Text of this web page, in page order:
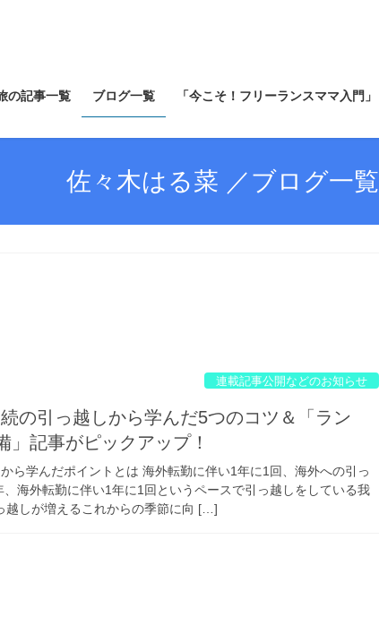
の記事一覧 ブログ一覧 「今こそ！フリーランスママ入門」
佐々木はる菜 ／ブログ一覧
連載記事公開などのお知らせ
の引っ越しから学んだ5つのコツ＆「ラン
」記事がピックアップ！
から学んだポイントとは 海外転勤に伴い1年に1回、海外への引っ
海外転勤に伴い1年に1回というペースで引っ越しをしている我
越しが増えるこれからの季節に向 […]